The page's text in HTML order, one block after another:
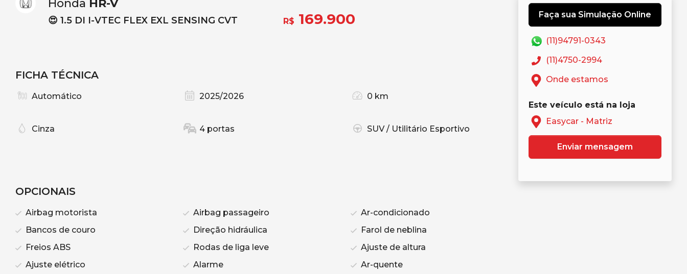
Honda HR-V
😍 1.5 DI I-VTEC FLEX EXL SENSING CVT R$ 169.900
FICHA TÉCNICA
Automático 2025/2026 0 km
Cinza 4 portas SUV / Utilitário Esportivo
OPCIONAIS
Airbag motorista Airbag passageiro
Ar-condicionado
Bancos de couro
Direção hidráulica
Farol de neblina
Freios ABS
Rodas de liga leve
Ajuste de altura
Ajuste elétrico
Alarme
Ar-quente
Faça sua Simulação Online
(11)94791-0343
(11)4750-2994
Onde estamos
Este veículo está na loja
Easycar - Matriz
Enviar mensagem